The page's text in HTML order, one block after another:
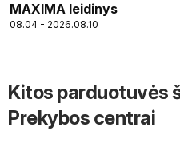
MAXIMA leidinys
08.04 - 2026.08.10
Kitos parduotuvės
Prekybos centrai